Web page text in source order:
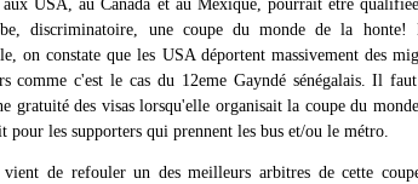
USA, au Canada et au Mexique, pourrait être
discriminatoire, une coupe du monde de la honte!
on constate que les USA déportent massivement des
comme c'est le cas du 12eme Gayndé sénégalais. Il
gratuité des visas lorsqu'elle organisait la coupe du
pour les supporters qui prennent les bus et/ou le métro.
vient de refouler un des meilleurs arbitres de cette